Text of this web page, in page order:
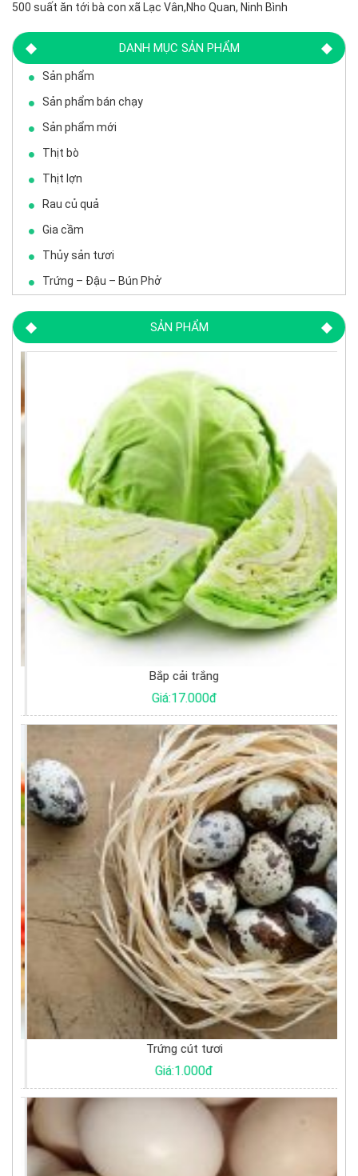
500 suất ăn tới bà con xã Lạc Vân,Nho Quan, Ninh Bình
DANH MỤC SẢN PHẨM
Sản phẩm
Sản phẩm bán chạy
Sản phẩm mới
Thịt bò
Thịt lợn
Rau củ quả
Gia cầm
Thủy sản tươi
Trứng – Đậu – Bún Phở
SẢN PHẨM
Bắp cải trắng
Giá:17.000đ
Trứng cút tươi
Giá:1.000đ